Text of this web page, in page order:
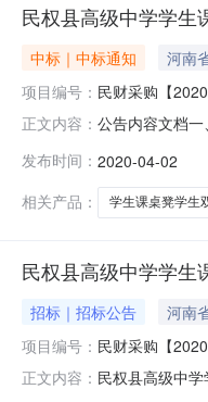
民权县高级中学学生
中标｜中标通知
河南
项目编号： 民财采购【
正文内容： 公告内容文档
件）；质量要
源交易中心评
发布时间： 2020-04-02
相关产品：
学生课桌凳学生
民权县高级中学学生
招标｜招标公告 河南
项目编号： 民财采购【
正文内容： 民权县高级中